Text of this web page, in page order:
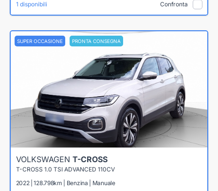
1 disponibili Confronta
SUPER OCCASIONE PRONTA CONSEGNA
VOLKSWAGEN T-CROSS
T-CROSS 1.0 TSI ADVANCED 110CV
2022 | 128.798km | Benzina | Manuale